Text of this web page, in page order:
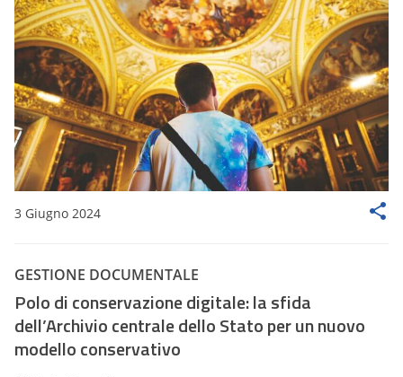
3 Giugno 2024
GESTIONE DOCUMENTALE
Polo di conservazione digitale: la sfida
dell’Archivio centrale dello Stato per un nuovo
modello conservativo